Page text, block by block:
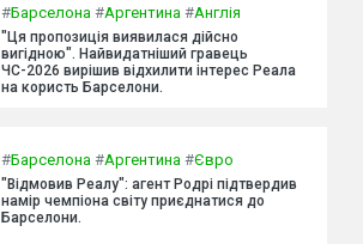
#Барселона #Аргентина #Англія
"Ця пропозиція виявилася дійсно
вигідною". Найвидатніший гравець
ЧС-2026 вирішив відхилити інтерес Реала
на користь Барселони.
#Барселона #Аргентина #Євро
"Відмовив Реалу": агент Родрі підтвердив
намір чемпіона світу приєднатися до
Барселони.